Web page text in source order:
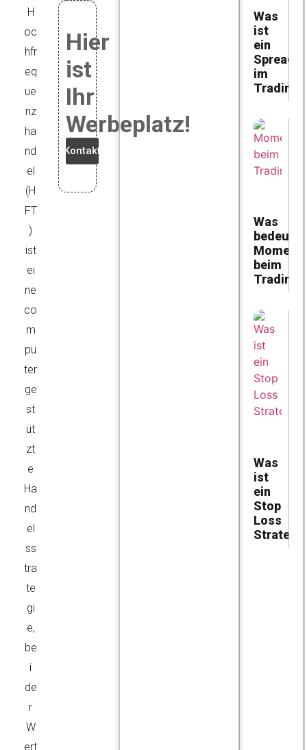
H
oc
hfr
eq
ue
nz
ha
nd
el
(H
FT
)
ist
ei
ne
co
m
pu
ter
ge
st
üt
zt
e
Ha
nd
el
ss
tra
te
gi
e,
be
i
de
r
W
ert
Hier
ist
Ihr
Werbeplatz!
Kontakt
Was
ist
ein
Spread
im
Trading?
Was
bedeutet
beim
Trading?
Was
ist
ein
Stop
Loss